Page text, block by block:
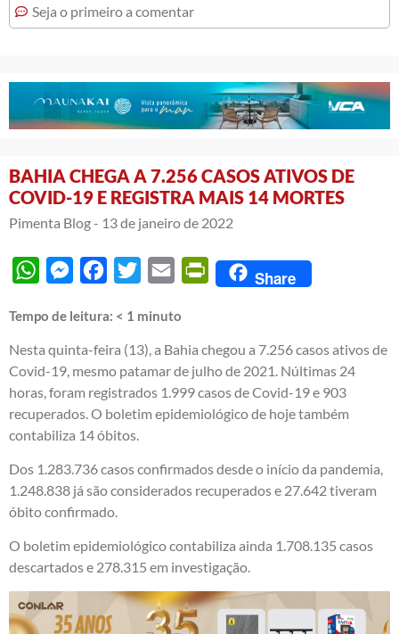
Seja o primeiro a comentar
BAHIA CHEGA A 7.256 CASOS ATIVOS DE
COVID-19 E REGISTRA MAIS 14 MORTES
Pimenta Blog - 13 de janeiro de 2022
WhatsAppMessengerFacebook
Twitter Email PrintFriendly
Share
Tempo de leitura: < 1 minuto
Nesta quinta-feira (13), a Bahia chegou a 7.256 casos ativos de
Covid-19, mesmo patamar de julho de 2021. Núltimas 24
horas, foram registrados 1.999 casos de Covid-19 e 903
recuperados. O boletim epidemiológico de hoje também
contabiliza 14 óbitos.
Dos 1.283.736 casos confirmados desde o início da pandemia,
1.248.838 já são considerados recuperados e 27.642 tiveram
óbito confirmado.
O boletim epidemiológico contabiliza ainda 1.708.135 casos
descartados e 278.315 em investigação.